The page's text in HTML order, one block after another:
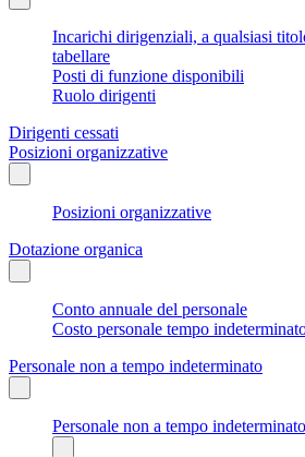
Incarichi dirigenziali, a qualsiasi
tabellare
Posti di funzione disponibili
Ruolo dirigenti
Dirigenti cessati
Posizioni organizzative
Posizioni organizzative
Dotazione organica
Conto annuale del personale
Costo personale tempo
Personale non a tempo indeterminato
Personale non a tempo